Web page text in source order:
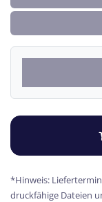
*Hinweis:
druckfähige Dateien